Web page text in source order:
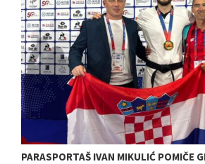
PARASPORTAŠ IVAN MIKULIĆ POMIČE